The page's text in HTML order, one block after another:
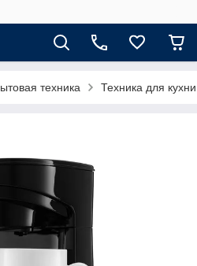
техника Техника для кухни